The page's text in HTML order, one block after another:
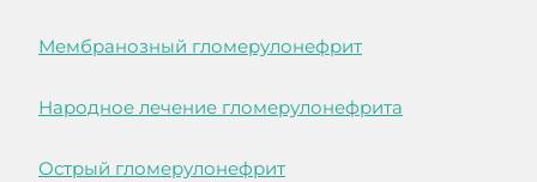
Мембранозный гломерулонефрит
Народное лечение гломерулонефрита
Острый гломерулонефрит